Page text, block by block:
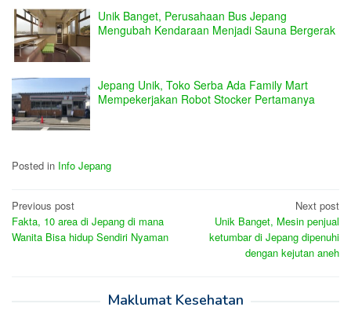
Unik Banget, Perusahaan Bus Jepang
Mengubah Kendaraan Menjadi Sauna Bergerak
Jepang Unik, Toko Serba Ada Family Mart
Mempekerjakan Robot Stocker Pertamanya
Posted in Info Jepang
Post
navigation
Previous post
Fakta, 10 area di Jepang di mana
Wanita Bisa hidup Sendiri Nyaman
Next post
Unik Banget, Mesin penjual
ketumbar di Jepang dipenuhi
dengan kejutan aneh
Maklumat Kesehatan